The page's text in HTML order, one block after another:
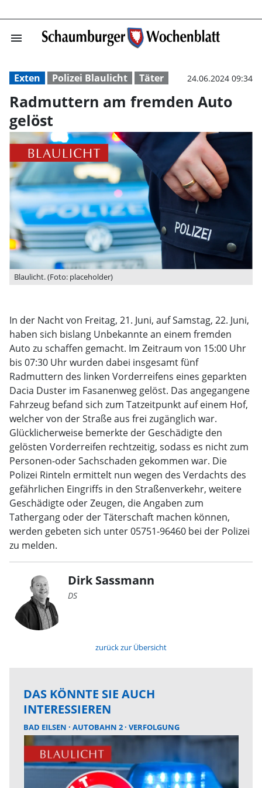
menu Radmuttern
Exten Polizei Blaulicht Täter 24.06.2024 09:34
Radmuttern am fremden Auto
gelöst
Blaulicht. (Foto: placeholder)
In der Nacht von Freitag, 21. Juni, auf Samstag, 22. Juni,
haben sich bislang Unbekannte an einem fremden
Auto zu schaffen gemacht. Im Zeitraum von 15:00 Uhr
bis 07:30 Uhr wurden dabei insgesamt fünf
Radmuttern des linken Vorderreifens eines geparkten
Dacia Duster im Fasanenweg gelöst. Das angegangene
Fahrzeug befand sich zum Tatzeitpunkt auf einem Hof,
welcher von der Straße aus frei zugänglich war.
Glücklicherweise bemerkte der Geschädigte den
gelösten Vorderreifen rechtzeitig, sodass es nicht zum
Personen-oder Sachschaden gekommen war. Die
Polizei Rinteln ermittelt nun wegen des Verdachts des
gefährlichen Eingriffs in den Straßenverkehr, weitere
Geschädigte oder Zeugen, die Angaben zum
Tathergang oder der Täterschaft machen können,
werden gebeten sich unter 05751-96460 bei der Polizei
zu melden.
Dirk Sassmann
DS
zurück zur Übersicht
DAS KÖNNTE SIE AUCH
INTERESSIEREN
BAD EILSEN AUTOBAHN 2 VERFOLGUNG